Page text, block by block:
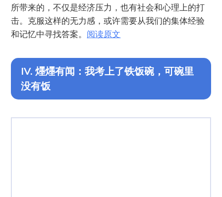
所带来的，不仅是经济压力，也有社会和心理上的打
击。克服这样的无力感，或许需要从我们的集体经验
和记忆中寻找答案。 阅读原文
IV. 爅爅有闻：我考上了铁饭碗，可碗里
没有饭